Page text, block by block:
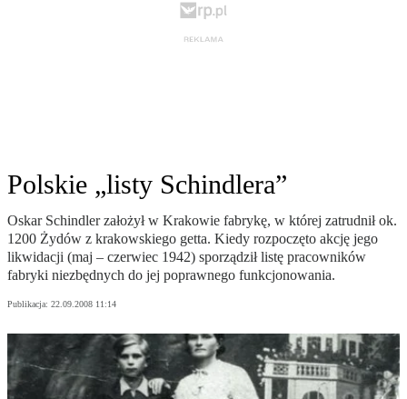
Polskie „listy Schindlera”
Oskar Schindler założył w Krakowie fabrykę, w której zatrudnił ok.
1200 Żydów z krakowskiego getta. Kiedy rozpoczęto akcję jego
likwidacji (maj – czerwiec 1942) sporządził listę pracowników
fabryki niezbędnych do jej poprawnego funkcjonowania.
Publikacja: 22.09.2008 11:14